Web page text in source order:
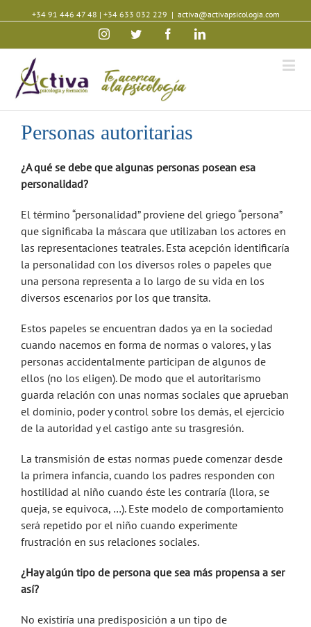
+34 91 446 47 48 | +34 633 032 229 | activa@activapsicologia.com
InstagramTwitter FacebookLinkedin
Personas autoritarias
¿A qué se debe que algunas personas posean esa
personalidad?
El término “personalidad” proviene del griego “persona”
que significaba la máscara que utilizaban los actores en
las representaciones teatrales. Esta acepción identificaría
la personalidad con los diversos roles o papeles que
una persona representa a lo largo de su vida en los
diversos escenarios por los que transita.
Estos papeles se encuentran dados ya en la sociedad
cuando nacemos en forma de normas o valores, y las
personas accidentalmente participan de algunos de
ellos (no los eligen). De modo que el autoritarismo
guarda relación con unas normas sociales que aprueban
el dominio, poder y control sobre los demás, el ejercicio
de la autoridad y el castigo ante su trasgresión.
La transmisión de estas normas puede comenzar desde
la primera infancia, cuando los padres responden con
hostilidad al niño cuando éste les contraría (llora, se
queja, se equivoca, …). Este modelo de comportamiento
será repetido por el niño cuando experimente
frustración en sus relaciones sociales.
¿Hay algún tipo de persona que sea más propensa a ser
así?
No existiría una predisposición a un tipo de